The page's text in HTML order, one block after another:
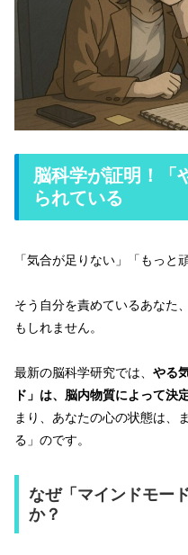
脳科学が証明！「
られている
「気合が足りない」「もっと
そう自分を責めているあなた
もしれません。
最新の脳科学研究では、 やる
ド」は、脳内物質によって決
まり、あなたの心の状態は、
る」のです。
なぜ「マインドモー
か？